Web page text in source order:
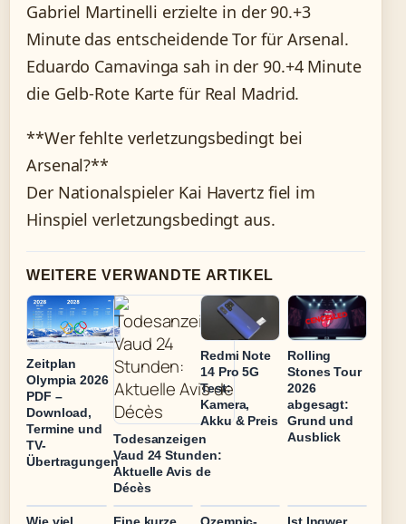
Gabriel Martinelli erzielte in der 90.+3
Minute das entscheidende Tor für Arsenal.
Eduardo Camavinga sah in der 90.+4 Minute
die Gelb-Rote Karte für Real Madrid.
**Wer fehlte verletzungsbedingt bei
Arsenal?**
Der Nationalspieler Kai Havertz fiel im
Hinspiel verletzungsbedingt aus.
WEITERE VERWANDTE ARTIKEL
Zeitplan
Olympia 2026
PDF –
Download,
Termine und
TV-
Übertragungen
Todesanzeigen
Vaud 24 Stunden:
Aktuelle Avis de
Décès
Redmi Note
14 Pro 5G
Test:
Kamera,
Akku & Preis
Rolling
Stones Tour
2026
abgesagt:
Grund und
Ausblick